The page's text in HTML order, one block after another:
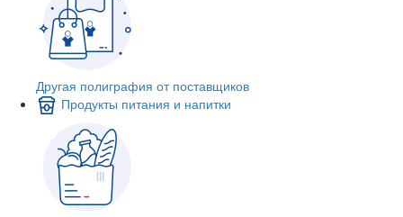
Другая полиграфия от поставщиков
Продукты питания и напитки